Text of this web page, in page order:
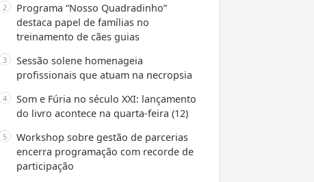
Programa “Nosso Quadradinho”
destaca papel de famílias no
treinamento de cães guias
Sessão solene homenageia
profissionais que atuam na necropsia
Som e Fúria no século XXI: lançamento
do livro acontece na quarta-feira (12)
Workshop sobre gestão de parcerias
encerra programação com recorde de
participação